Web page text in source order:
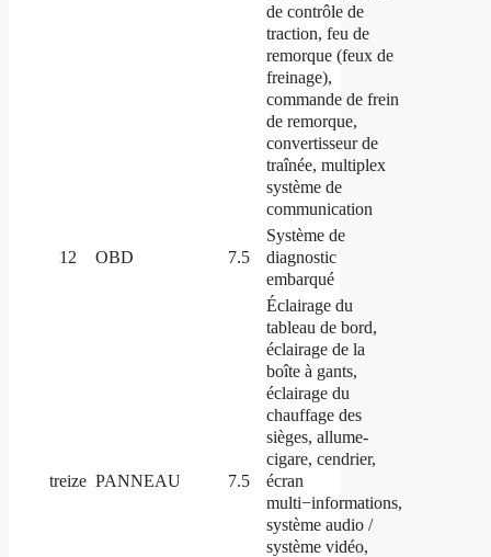
de contrôle de
traction, feu de
remorque (feux de
freinage),
commande de frein
de remorque,
convertisseur de
traînée, multiplex
système de
communication
12 OBD 7.5
Système de
diagnostic
embarqué
treize PANNEAU 7.5
Éclairage du
tableau de bord,
éclairage de la
boîte à gants,
éclairage du
chauffage des
sièges, allume-
cigare, cendrier,
écran
multi−informations,
système audio /
système vidéo,